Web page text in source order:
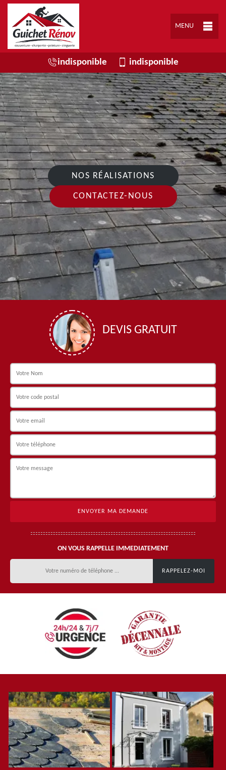
MENU
indisponible indisponible
NOS RÉALISATIONS
CONTACTEZ-NOUS
DEVIS GRATUIT
ON VOUS RAPPELLE IMMEDIATEMENT